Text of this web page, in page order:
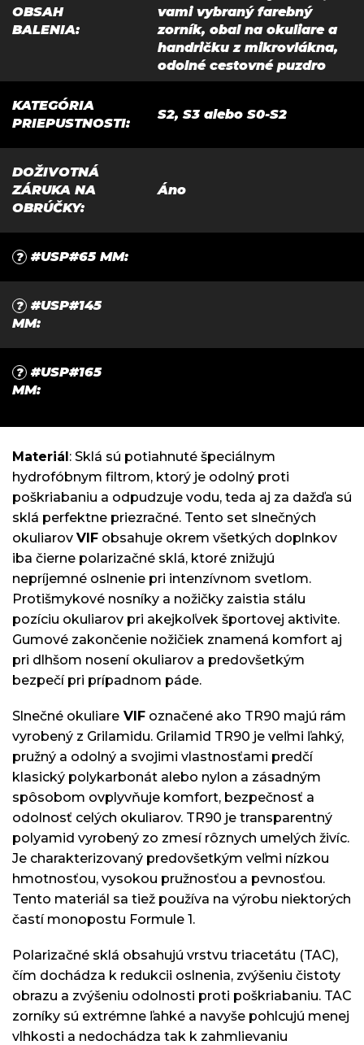
Materiál: Sklá sú potiahnuté špeciálnym
hydrofóbnym filtrom, ktorý je odolný proti
poškriabaniu a odpudzuje vodu, teda aj za dažďa sú
sklá perfektne priezračné. Tento set slnečných
okuliarov VIF obsahuje okrem všetkých doplnkov
iba čierne polarizačné sklá, ktoré znižujú
nepríjemné oslnenie pri intenzívnom svetlom.
Protišmykové nosníky a nožičky zaistia stálu
pozíciu okuliarov pri akejkoľvek športovej aktivite.
Gumové zakončenie nožičiek znamená komfort aj
pri dlhšom nosení okuliarov a predovšetkým
bezpečí pri prípadnom páde.
Slnečné okuliare VIF označené ako TR90 majú rám
vyrobený z Grilamidu. Grilamid TR90 je veľmi ľahký,
pružný a odolný a svojimi vlastnosťami predčí
klasický polykarbonát alebo nylon a zásadným
spôsobom ovplyvňuje komfort, bezpečnosť a
odolnosť celých okuliarov. TR90 je transparentný
polyamid vyrobený zo zmesí rôznych umelých živíc.
Je charakterizovaný predovšetkým veľmi nízkou
hmotnosťou, vysokou pružnosťou a pevnosťou.
Tento materiál sa tiež používa na výrobu niektorých
častí monopostu Formule 1.
Polarizačné sklá obsahujú vrstvu triacetátu (TAC),
čím dochádza k redukcii oslnenia, zvýšeniu čistoty
obrazu a zvýšeniu odolnosti proti poškriabaniu. TAC
zorníky sú extrémne ľahké a navyše pohlcujú menej
vlhkosti a nedochádza tak k zahmlievaniu
OBSAH
BALENIA:
vami vybraný farebný
zorník, obal na okuliare a
handričku z mikrovlákna,
odolné cestovné puzdro
KATEGÓRIA
PRIEPUSTNOSTI:
S2, S3 alebo S0-S2
DOŽIVOTNÁ
ZÁRUKA NA
OBRÚČKY:
Áno
? #USP#65 MM:
? #USP#145
MM:
? #USP#165
MM: